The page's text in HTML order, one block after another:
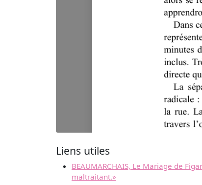
Liens utiles
BEAUMARCHAIS, Le Mariage de
maltraitant.»